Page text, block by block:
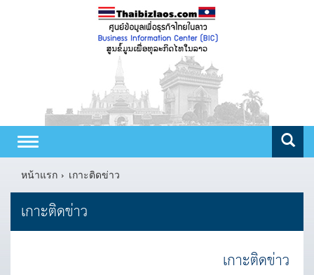
Toggle
navigation
หน้าแรก
เกาะติดข่าว
เกาะติดข่าว
เกาะติดข่าว